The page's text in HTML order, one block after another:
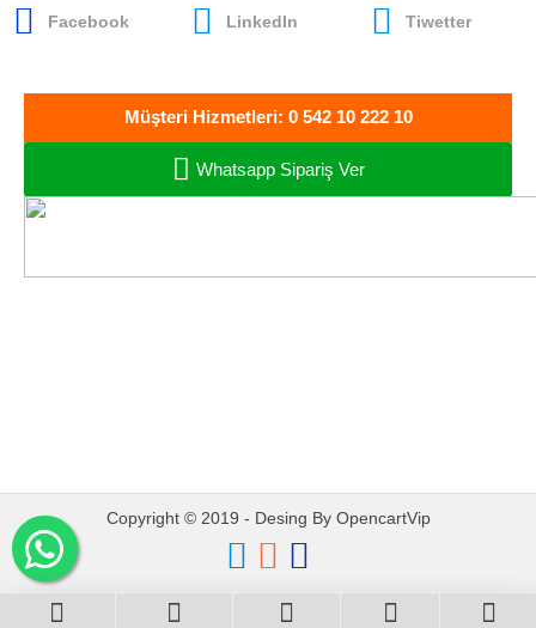
Facebook LinkedIn Tiwetter
Müşteri Hizmetleri: 0 542 10 222 10
Whatsapp Sipariş Ver
Copyright © 2019 - Desing By OpencartVip